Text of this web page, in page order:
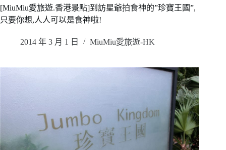
[MiuMiu愛旅遊.香港景點]到訪星爺拍食神的”珍寶王國”,
只要你想,人人可以是食神啦!
2014 年 3 月 1 日 MiuMiu愛旅遊-HK